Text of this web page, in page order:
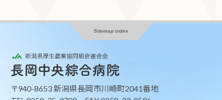
Sitemap index
〒940-8653 新潟県長岡市川崎町2041番地